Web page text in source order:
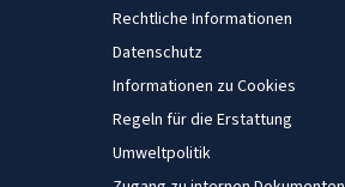
Rechtliche Informationen
Datenschutz
Informationen zu Cookies
Regeln für die Erstattung
Umweltpolitik